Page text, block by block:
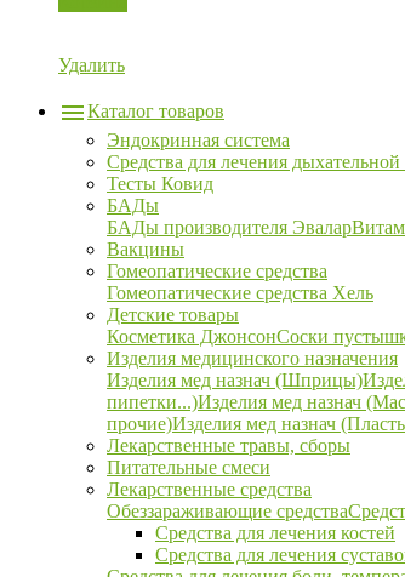
Удалить
Каталог товаров
Эндокринная система
Средства для лечения
Тесты Ковид
БАДы
БАДы производителя Эвалар
Вакцины
Гомеопатические средства
Гомеопатические средства Хель
Детские товары
Косметика ДжонсонСоски
Изделия медицинского назначения
Изделия мед назнач (Шприцы)
пипетки...)Изделия мед назнач
прочие)Изделия мед назнач
Лекарственные травы, сборы
Питательные смеси
Лекарственные средства
Обеззараживающие средства
Средства для лечения костей
Средства для лечения